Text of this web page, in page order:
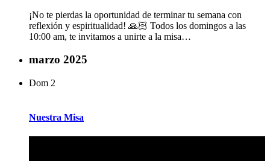
¡No te pierdas la oportunidad de terminar tu semana con
reflexión y espiritualidad! 🙏🏻 Todos los domingos a las
10:00 am, te invitamos a unirte a la misa…
marzo 2025
Dom 2
Nuestra Misa